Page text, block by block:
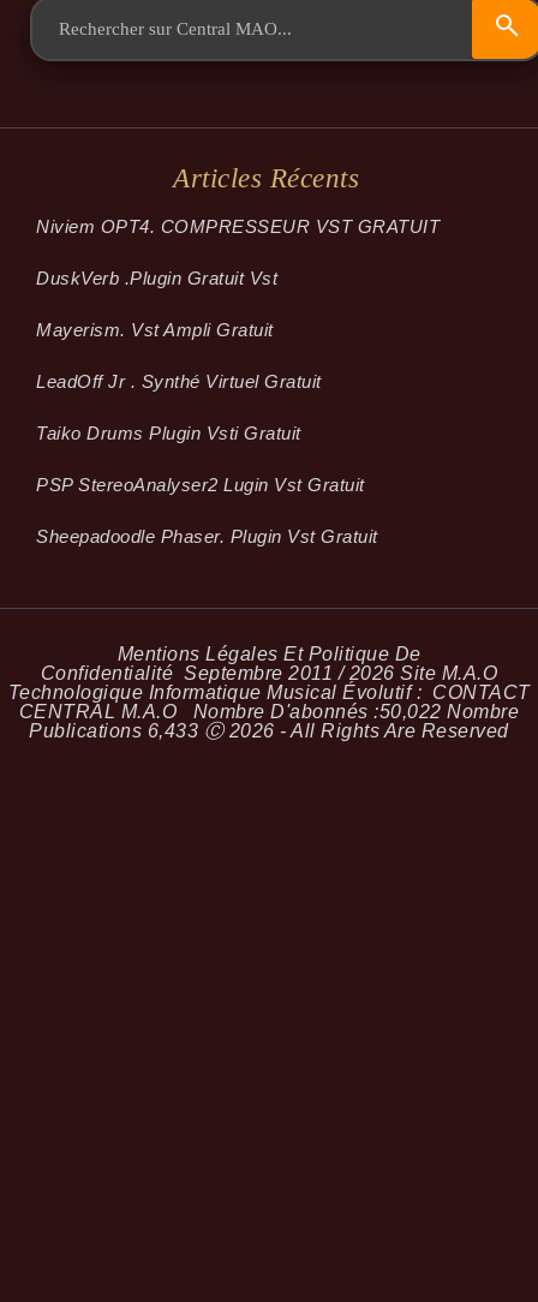
Articles Récents
Niviem OPT4. COMPRESSEUR VST GRATUIT
Dusk­Verb .plugin Gratuit Vst
Mayerism. Vst Ampli Gratuit
LeadOff Jr . Synthé Virtuel Gratuit
Taiko Drums Plugin Vsti Gratuit
PSP StereoAnalyser2 Lugin Vst Gratuit
Sheepadoodle Phaser. Plugin Vst Gratuit
Mentions Légales Et Politique De
Confidentialité Septembre 2011 / 2026 Site M.A.O
Technologique Informatique Musical Évolutif : CONTACT
CENTRAL M.A.O Nombre D'abonnés :50,022 Nombre
Publications 6,433 Ⓒ 2026 - All Rights Are Reserved